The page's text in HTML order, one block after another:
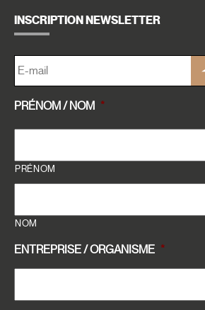
INSCRIPTION NEWSLETTER
E-
MAIL *
PRÉNOM / NOM *
PRÉNOM
NOM
ENTREPRISE / ORGANISME *